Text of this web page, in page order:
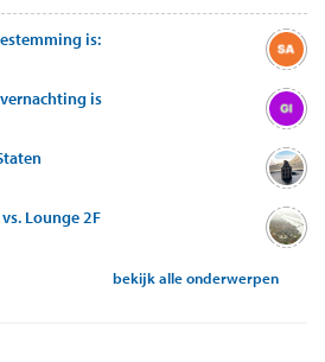
is:
is
Lounge 2F
bekijk alle onderwerpen